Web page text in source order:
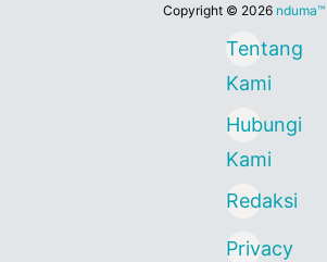
Copyright © 2026 nduma™
Tentang
Kami
Hubungi
Kami
Redaksi
Privacy